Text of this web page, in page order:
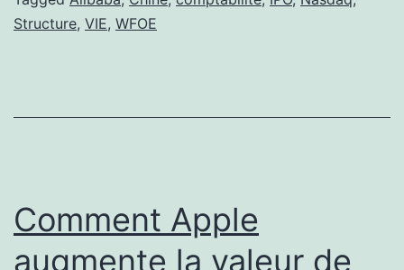
il
plus
boursière ?
Structure, VIE, WFOE
Comment Apple
augmente la valeur de